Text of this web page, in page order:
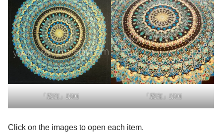
「恩寵」原画 「恩寵」原画
Click on the images to open each item.